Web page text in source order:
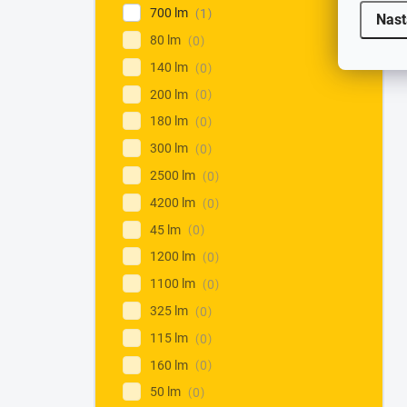
700 lm
1
80 lm
0
140 lm
0
200 lm
0
180 lm
0
300 lm
0
2500 lm
0
4200 lm
0
45 lm
0
1200 lm
0
1100 lm
0
325 lm
0
115 lm
0
160 lm
0
50 lm
0